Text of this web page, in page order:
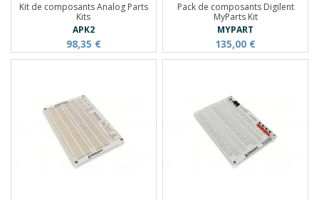
Kit de composants Analog Parts
Kits
APK2
98,35 €
Pack de composants Digilent
MyParts Kit
MYPART
135,00 €